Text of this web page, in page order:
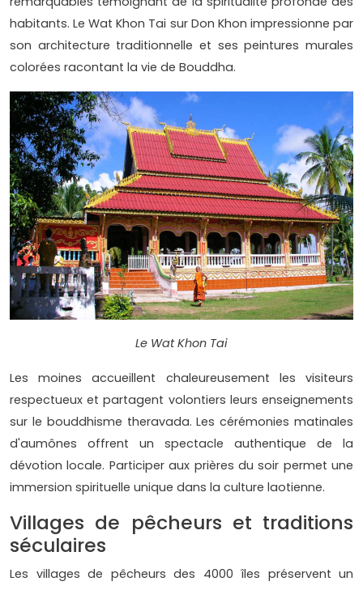
habitants. Le Wat Khon Tai sur Don Khon impressionne par
son architecture traditionnelle et ses peintures murales
colorées racontant la vie de Bouddha.
Le Wat Khon Tai
Les moines accueillent chaleureusement les visiteurs
respectueux et partagent volontiers leurs enseignements
sur le bouddhisme theravada. Les cérémonies matinales
d'aumônes offrent un spectacle authentique de la
dévotion locale. Participer aux prières du soir permet une
immersion spirituelle unique dans la culture laotienne.
Villages de pêcheurs et traditions
séculaires
Les villages de pêcheurs des 4000 îles préservent un